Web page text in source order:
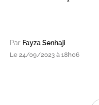
Par Fayza Senhaji
Le 24/09/2023 à 18h06